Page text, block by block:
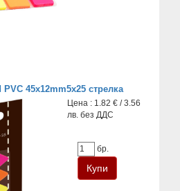
45x12mm5x25 стрелка
Цена : 1.82 € / 3.56
лв. без ДДС
бр.